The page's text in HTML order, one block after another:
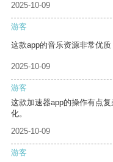
2025-10-09
游客
这款app的音乐资源非常优质
2025-10-09
游客
这款加速器app的操作有点
化。
2025-10-09
游客